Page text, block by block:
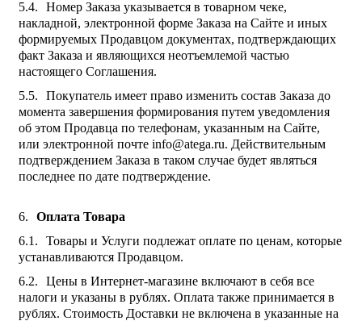
Номер Заказа указывается в товарном чеке,
накладной, электронной форме Заказа на Сайте и иных
формируемых Продавцом документах, подтверждающих
факт Заказа и являющихся неотъемлемой частью
настоящего Соглашения.
Покупатель имеет право изменить состав Заказа до
момента завершения формирования путем уведомления
об этом Продавца по телефонам, указанным на Сайте,
или электронной почте info@atega.ru. Действительным
подтверждением Заказа в таком случае будет являться
последнее по дате подтверждение.
Оплата Товара
Товары и Услуги подлежат оплате по ценам, которые
устанавливаются Продавцом.
Цены в Интернет-магазине включают в себя все
налоги и указаны в рублях. Оплата также принимается в
рублях. Стоимость Доставки не включена в указанные на